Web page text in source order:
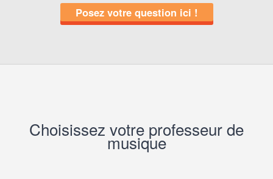
Posez votre question ici !
Choisissez votre professeur de
musique